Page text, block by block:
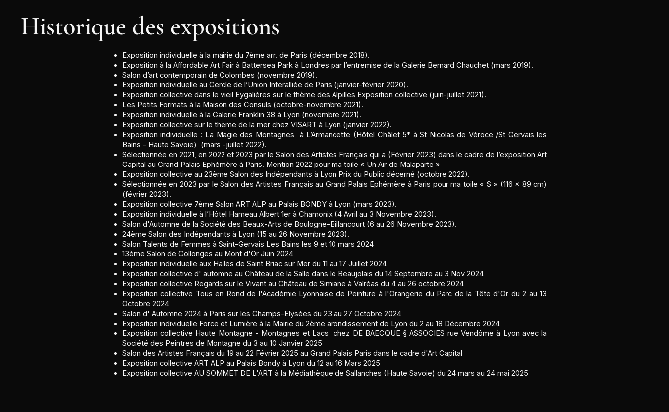
Historique des expositions
Exposition individuelle à la mairie du 7ème arr. de Paris (décembre 2018).
Exposition à la Affordable Art Fair à Battersea Park à Londres par l’entremise de la Galerie Bernard Chauchet (mars 2019).
Salon d’art contemporain de Colombes (novembre 2019).
Exposition individuelle au Cercle de l’Union Interalliée de Paris (janvier-février 2020).
Exposition collective dans le vieil Eygalières sur le thème des Alpilles Exposition collective (juin-juillet 2021).
Les Petits Formats à la Maison des Consuls (octobre-novembre 2021).
Exposition individuelle à la Galerie Franklin 38 à Lyon (novembre 2021).
Exposition collective sur le thème de la mer chez VISART à Lyon (janvier 2022).
Exposition individuelle : La Magie des Montagnes à L’Armancette (Hôtel Châlet 5* à St Nicolas de Véroce /St Gervais les
Bains - Haute Savoie) (mars -juillet 2022).
Sélectionnée en 2021, en 2022 et 2023 par le Salon des Artistes Français qui a (Février 2023) dans le cadre de l’exposition Art
Capital au Grand Palais Ephémère à Paris. Mention 2022 pour ma toile « Un Air de Malaparte »
Exposition collective au 23ème Salon des Indépendants à Lyon Prix du Public décerné (octobre 2022).
Sélectionnée en 2023 par le Salon des Artistes Français au Grand Palais Ephémère à Paris pour ma toile « S » (116 x 89 cm)
(février 2023).
Exposition collective 7ème Salon ART ALP au Palais BONDY à Lyon (mars 2023).
Exposition individuelle à l’Hôtel Hameau Albert 1er à Chamonix (4 Avril au 3 Novembre 2023).​​​
Salon d'Automne de la Société des Beaux-Arts de Boulogne-Billancourt (6 au 26 Novembre 2023).
24ème Salon des Indépendants à Lyon (15 au 26 Novembre 2023).
Salon Talents de Femmes à Saint-Gervais Les Bains les 9 et 10 mars 2024
13ème Salon de Collonges au Mont d'Or Juin 2024
Exposition individuelle aux Halles de Saint Briac sur Mer du 11 au 17 Juillet 2024
Exposition collective d' automne au Château de la Salle dans le Beaujolais du 14 Septembre au 3 Nov 2024
Exposition collective Regards sur le Vivant au Château de Simiane à Valréas du 4 au 26 octobre 2024
Exposition collective Tous en Rond de l'Académie Lyonnaise de Peinture à l'Orangerie du Parc de la Tête d'Or du 2 au 13
Octobre 2024
Salon d' Automne 2024 à Paris sur les Champs-Elysées du 23 au 27 Octobre 2024
Exposition individuelle Force et Lumière à la Mairie du 2ème arondissement de Lyon du 2 au 18 Décembre 2024
Exposition collective Haute Montagne - Montagnes et Lacs chez DE BAECQUE § ASSOCIES rue Vendôme à Lyon avec la
Société des Peintres de Montagne du 3 au 10 Janvier 2025
Salon des Artistes Français du 19 au 22 Février 2025 au Grand Palais Paris dans le cadre d'Art Capital
Exposition collective ART ALP au Palais Bondy à Lyon du 12 au 16 Mars 2025
Exposition collective AU SOMMET DE L'ART à la Médiathèque de Sallanches (Haute Savoie) du 24 mars au 24 mai 2025